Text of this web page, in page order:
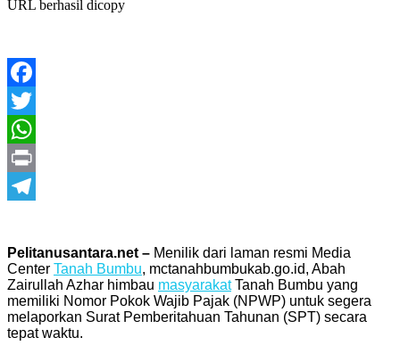
URL berhasil dicopy
Facebook
Twitter
WhatsApp
Print
Pelitanusantara.net – Menilik dari laman resmi Media
Center Tanah Bumbu, mctanahbumbukab.go.id, Abah
Zairullah Azhar himbau masyarakatTanah Bumbu yang
memiliki Nomor Pokok Wajib Pajak (NPWP) untuk segera
melaporkan Surat Pemberitahuan Tahunan (SPT) secara
tepat waktu.